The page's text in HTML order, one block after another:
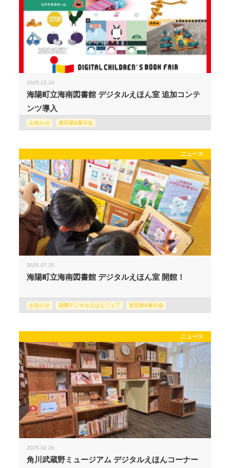
2025.12.24
海陽町立海南図書館 デジタルえほん室 追加コンテ
ンツ導入
お知らせ 巡回展&展示会
ニュース
2025.07.25
海陽町立海南図書館 デジタルえほん室 開館！
お知らせ 国際デジタルえほんフェア 巡回展&展示会
ニュース
2025.02.20
角川武蔵野ミュージアム デジタルえほんコーナー